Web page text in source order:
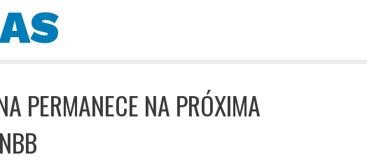
PERMANECE NA PRÓXIMA